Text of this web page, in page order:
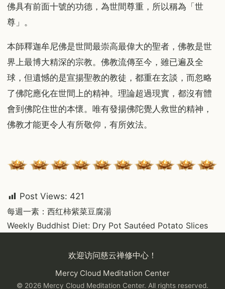
佛具有前面十號的功德，為世間尊重，所以稱為「世
尊」。
本師釋迦牟尼佛是世間最崇高最偉大的聖者，佛教是世
界上最博大精深的宗教。佛教流傳至今，雖已遍及全
球，但遺憾的是宣揚聖教的教徒，都重在玄談，而忽略
了佛陀應化在世間上的精神。理論超過現實，都沒有體
會到佛陀住世的本懷。唯有發揚佛陀覺人救世的精神，
佛教才能更令人有所敬仰，有所效法。
Post Views: 421
Post
navigation
每週一素：西红柿紫菜豆腐湯
Weekly Buddhist Diet: Dry Pot Sautéed Potato Slices
欢迎访问慈云禅修中心！
Mercy Cloud Meditation Center
© 2026 Mercy Cloud Meditation Center. All rights reserved.